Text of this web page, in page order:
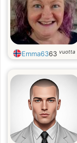
Emma6363 vuotta